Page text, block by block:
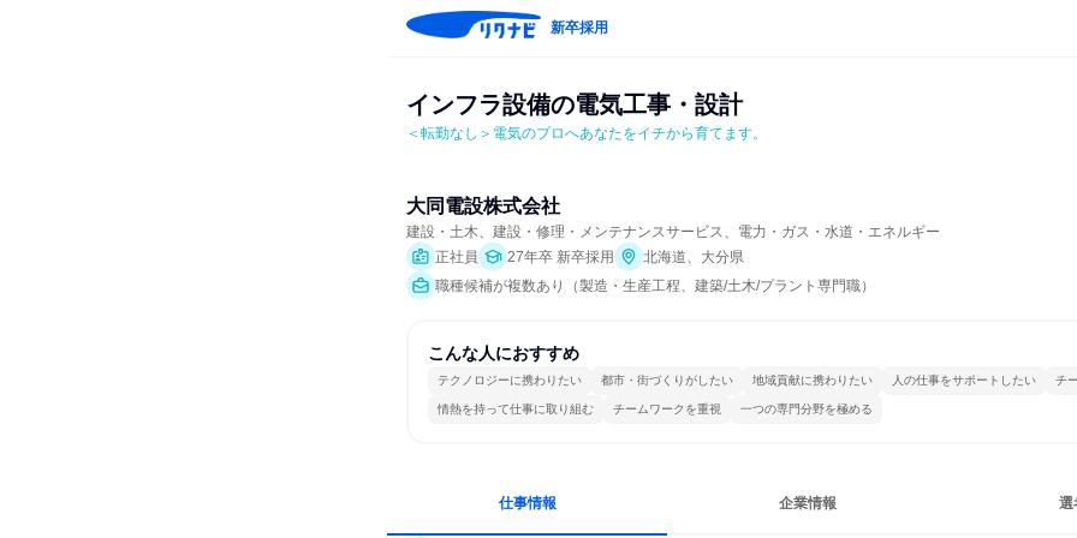
新卒採用
インフラ設備の電気工事・設計
＜転勤なし＞電気のプロへあなたをイチから育てます。
大同電設株式会社
建設・土木、建設・修理・メンテナンスサービス、電力・ガス・水道・エネルギー
正社員
27年卒 新卒採用
北海道、大分県
職種候補が複数あり（製造・生産工程、建築/土木/プラント専門職）
こんな人におすすめ
テクノロジーに携わりたい 都市・街づくりがしたい 地域貢献に携わりたい 人の仕事をサポートしたい チ
情熱を持って仕事に取り組む チームワークを重視 一つの専門分野を極める
仕事情報 企業情報 選